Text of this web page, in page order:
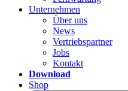
Unternehmen
Über uns
News
Vertriebspartner
Jobs
Kontakt
Download
Shop